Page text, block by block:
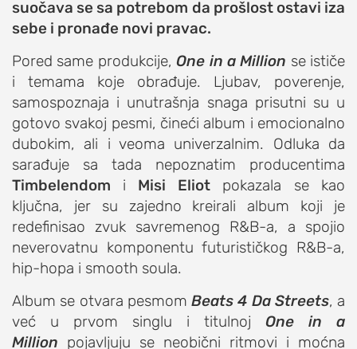
moda i stil
studenti
organizacije
konkursi
fakulteti
studentski život
zdravlje
it
kolumna
sdl podkast
STUDENTSKI DNEVNI LIST
o nama
suočava se sa potrebom da prošlost ostavi iza
sebe i pronađe novi pravac.
Pored same produkcije,One in a Million se ističe
i temama koje obrađuje. Ljubav, poverenje,
samospoznaja i unutrašnja snaga prisutni su u
gotovo svakoj pesmi, čineći album i emocionalno
dubokim, ali i veoma univerzalnim. Odluka da
sarađuje sa tada nepoznatim producentima
Timbelendom i Misi Eliotpokazala se kao
ključna, jer su zajedno kreirali album koji je
redefinisao zvuk savremenog R&B-a, a spojio
neverovatnu komponentu futurističkog R&B-a,
hip-hopa i smooth soula.
Album se otvara pesmom Beats 4 Da Streets, a
već u prvom singlu i titulnoj One in a
Million pojavljuju se neobični ritmovi i moćna